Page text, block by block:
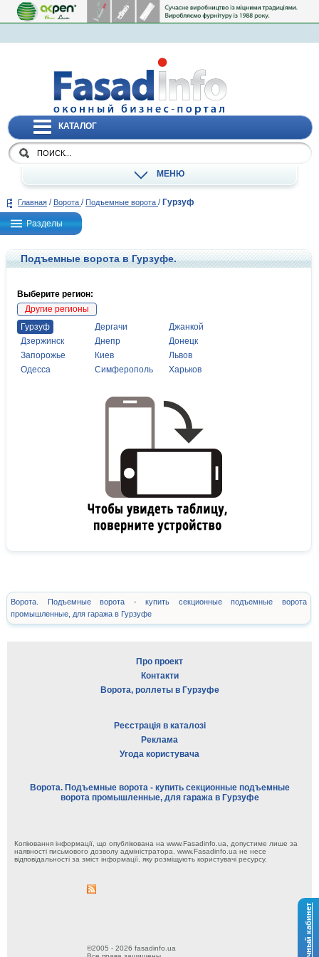
Личный кабинет
КАТАЛОГ
МЕНЮ
Главная / Ворота / Подъемные ворота / Гурзуф
Разделы
Подъемные ворота в Гурзуфе.
Выберите регион:
Другие регионы
Гурзуф
Дергачи
Джанкой
Дзержинск
Днепр
Донецк
Запорожье
Киев
Львов
Одесса
Симферополь Харьков
Ворота. Подъемные ворота - купить секционные подъемные ворота
промышленные, для гаража в Гурзуфе
Про проект
Контакти
Ворота, роллеты в Гурзуфе
Реєстрація в каталозі
Реклама
Угода користувача
Ворота. Подъемные ворота - купить секционные подъемные
ворота промышленные, для гаража в Гурзуфе
Копіювання інформації, що опублікована на www.Fasadinfo.ua, допустиме лише за
наявності письмового дозволу адміністратора. www.Fasadinfo.ua не несе
відповідальності за зміст інформації, яку розміщують користувачі ресурсу.
©2005 - 2026 fasadinfo.ua